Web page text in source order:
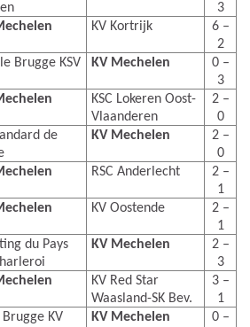
3
KV Kortrijk
6 –
2
Brugge KSV KV Mechelen
0 –
3
KSC Lokeren Oost-
Vlaanderen
2 –
0
de
KV Mechelen
2 –
0
RSC Anderlecht
2 –
1
KV Oostende
2 –
1
du Pays
KV Mechelen
2 –
3
KV Red Star
Waasland-SK Bev.
3 –
1
KV KV Mechelen
0 –